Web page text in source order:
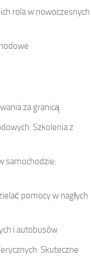
rola w nowoczesnych
za granicą
Szkolenia z
samochodzie:
pomocy w nagłych
i autobusów
Skuteczne